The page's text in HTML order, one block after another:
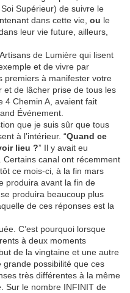
Supérieur) de suivre le
dans cette vie, ou le
leur vie future, ailleurs,
de Lumière qui lisent
et de vivre par
premiers à manifester votre
et de lâcher prise de tous les
4 Chemin A, avaient fait
Événement.
que je suis sûr que tous
à l’intérieur. “Quand ce
lieu ?” Il y avait eu
canal ont récemment
ce mois-ci, à la fin mars
produira avant la fin de
se produira beaucoup plus
de ces réponses est la
C’est pourquoi lorsque
à deux moments
de la vingtaine et une autre
possibilité que ces
très différentes à la même
Sur le nombre INFINIT de